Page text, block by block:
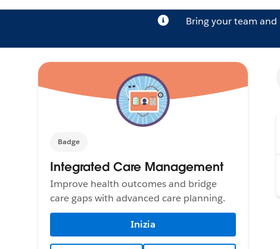
Bring your team
Badge
Integrated Care Management
Improve health outcomes and bridge
care gaps with advanced care planning.
Inizia